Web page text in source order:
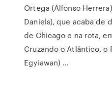
Ortega (Alfonso
Daniels), que acaba de
de Chicago e na rota,
Cruzando o Atlântico, o
Egyiawan) …